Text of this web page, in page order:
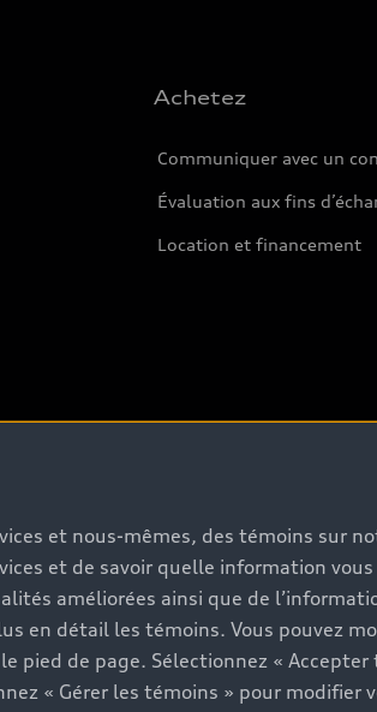
Achetez
Communiquer avec un
Évaluation aux fins
Location et financement
et nous-mêmes, des témoins sur
et de savoir quelle information
améliorées ainsi que de
en détail les témoins. Vous pouvez
pied de page. Sélectionnez « Accepter
« Gérer les témoins » pour modifier